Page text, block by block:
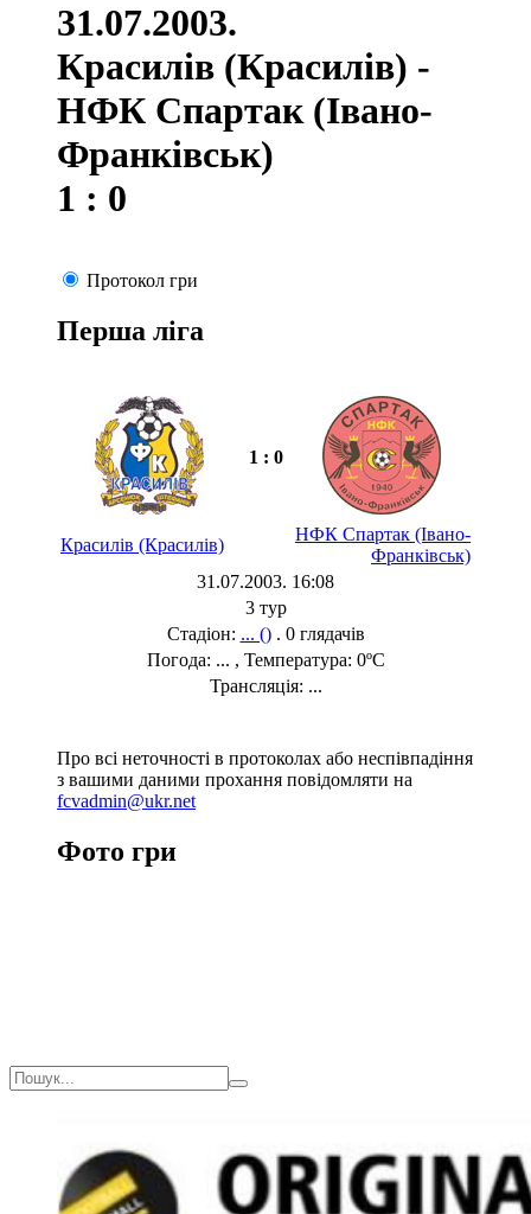
31.07.2003.
Красилів (Красилів) -
НФК Спартак (Івано-
Франківськ)
1 : 0
Протокол гри
Перша ліга
1 : 0
Красилів (Красилів)
НФК Спартак (Івано-
Франківськ)
31.07.2003. 16:08
3 тур
Стадіон: ... (). 0 глядачів
Погода: ... , Температура: 0ºC
Трансляція: ...
Про всі неточності в протоколах або неспівпадіння
з вашими даними прохання повідомляти на
fcvadmin@ukr.net
Фото гри